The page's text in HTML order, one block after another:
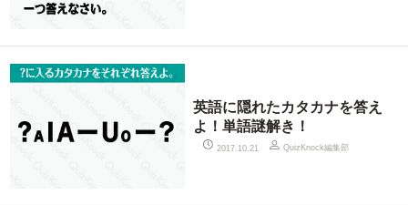
英語に隠れたカタカナを答え
よ！単語謎解き！
2017.10.21 QuizKnock編集部